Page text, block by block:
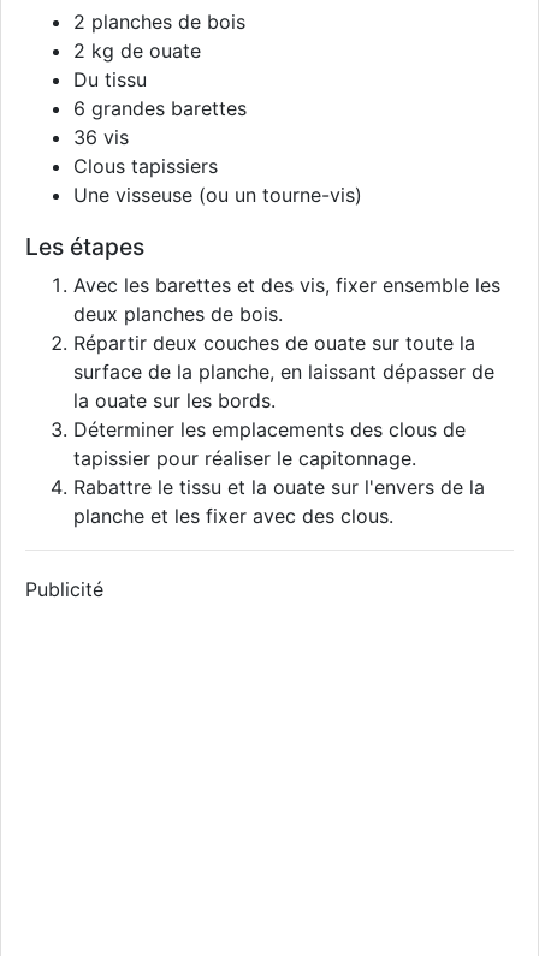
2 planches de bois
2 kg de ouate
Du tissu
6 grandes barettes
36 vis
Clous tapissiers
Une visseuse (ou un tourne-vis)
Les étapes
Avec les barettes et des vis, fixer ensemble les
deux planches de bois.
Répartir deux couches de ouate sur toute la
surface de la planche, en laissant dépasser de
la ouate sur les bords.
Déterminer les emplacements des clous de
tapissier pour réaliser le capitonnage.
Rabattre le tissu et la ouate sur l'envers de la
planche et les fixer avec des clous.
Publicité